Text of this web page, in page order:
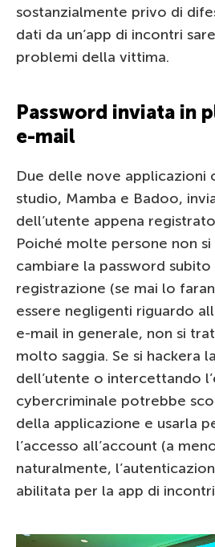
sostanzialmente privo di
dati da un’app di incontri
problemi della vittima.
Password inviata in
e-mail
Due delle nove
studio, Mamba e Badoo,
dell’utente appena
Poiché molte persone non
cambiare la password
registrazione (se mai lo
essere negligenti riguardo
e-mail in generale, non si
molto saggia. Se si hackera
dell’utente o intercettando
cybercriminale potrebbe
della applicazione e usarla
l’accesso all’account (a
naturalmente,
abilitata per la app di